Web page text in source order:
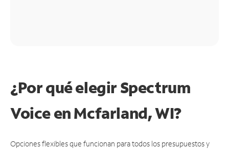
¿Por qué elegir Spectrum
Voice en Mcfarland, WI?
Opciones flexibles que funcionan para todos los presupuestos y